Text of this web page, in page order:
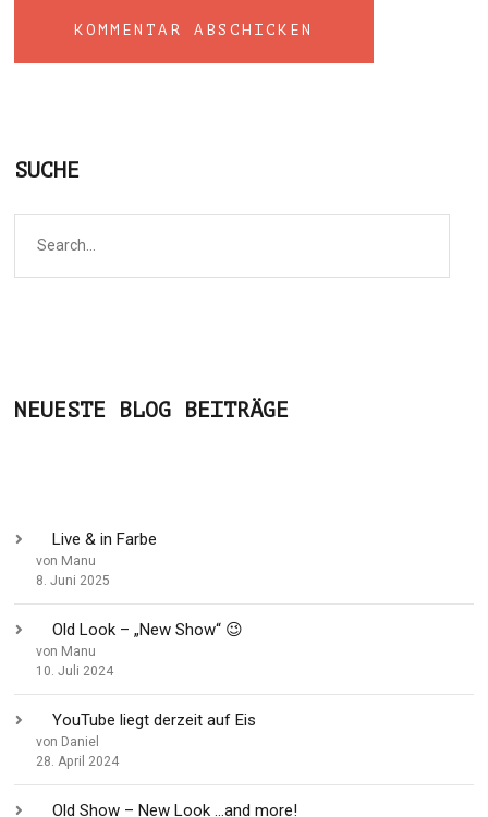
SUCHE
NEUESTE BLOG BEITRÄGE
Live & in Farbe
von Manu
8. Juni 2025
Old Look – „New Show“ 😉
von Manu
10. Juli 2024
YouTube liegt derzeit auf Eis
von Daniel
28. April 2024
Old Show – New Look …and more!